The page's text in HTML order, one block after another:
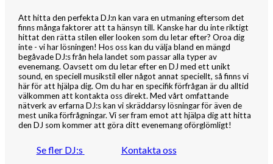
Att hitta den perfekta DJ:n kan vara en utmaning eftersom det
finns många faktorer att ta hänsyn till. Kanske har du inte riktigt
hittat den rätta stilen eller looken som du letar efter? Oroa dig
inte - vi har lösningen! Hos oss kan du välja bland en mängd
begåvade DJ:s från hela landet som passar alla typer av
evenemang. Oavsett om du letar efter en DJ med ett unikt
sound, en speciell musikstil eller något annat speciellt, så finns vi
här för att hjälpa dig. Om du har en specifik förfrågan är du alltid
välkommen att kontakta oss direkt. Med vårt omfattande
nätverk av erfarna DJ:s kan vi skräddarsy lösningar för även de
mest unika förfrågningar. Vi ser fram emot att hjälpa dig att hitta
den DJ som kommer att göra ditt evenemang oförglömligt!
Se fler DJ:s Kontakta oss